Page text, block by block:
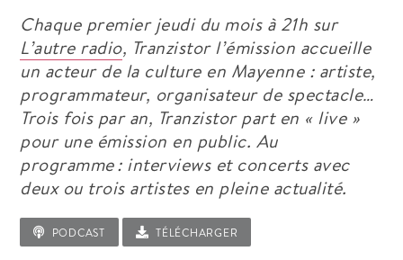
Chaque premier jeudi du mois à 21h sur
L’autre radio, Tranzistorl’émission accueille
un acteur de la culture en Mayenne : artiste,
programmateur, organisateur de spectacle…
Trois fois par an, Tranzistorpart en « live »
pour une émission en public. Au
programme: interviews et concerts avec
deux ou trois artistes en pleine actualité.
PODCAST TÉLÉCHARGER